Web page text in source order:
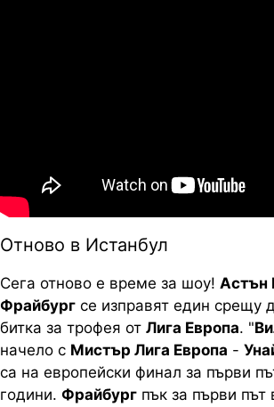
Отново в Истанбул
Сега отново е време за шоу! Астън
Фрайбург се изправят един срещу
битка за трофея от Лига Европа. "
начело с Мистър Лига Европа -
са на европейски финал за първи
години. Фрайбург пък за първи път